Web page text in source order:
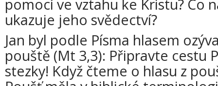
pomocí ve vztahu ke Kristu? Co
ukazuje jeho svědectví?
Jan byl podle Písma hlasem
pouště (Mt 3,3): Připravte cestu
stezky! Když čteme o hlasu z